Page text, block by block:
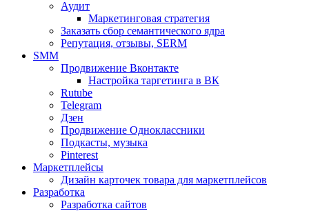
Аудит
Маркетинговая стратегия
Заказать сбор семантического ядра
Репутация, отзывы, SERM
SMM
Продвижение Вконтакте
Настройка таргетинга в ВК
Rutube
Telegram
Дзен
Продвижение Одноклассники
Подкасты, музыка
Pinterest
Маркетплейсы
Дизайн карточек товара для маркетплейсов
Разработка
Разработка сайтов